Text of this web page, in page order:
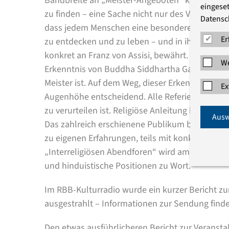
zu finden – eine Sache nicht nur des
dass jedem Menschen eine besondere
zu entdecken und zu leben – und in ihrer
konkret an Franz von Assisi, bewährt. Gerald
Erkenntnis von Buddha Siddhartha Gautama
Meister ist. Auf dem Weg, dieser Erkenntnis
Augenhöhe entscheidend. Alle Referierenden
zu verurteilen ist. Religiöse Anleitung hat die
Das zahlreich erschienene Publikum brachte
zu eigenen Erfahrungen, teils mit konkreten
„Interreligiösen Abendforen“ wird am 18.
und hinduistische Positionen zu Wort.
Im RBB-Kulturradio wurde ein kurzer Bericht
ausgestrahlt – Informationen zur Sendung